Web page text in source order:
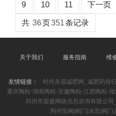
9 10 11 下一页
共 36页351条记录
关于我们 服务指南 维
友情链接：
时尚美眉减肥网_减肥药排
重庆陶粒-湖南陶粒-安徽陶粒-江西陶粒-
邳州市迎盛网络信息咨询有限公
荆州泵阀|阀门|水泵|阀门